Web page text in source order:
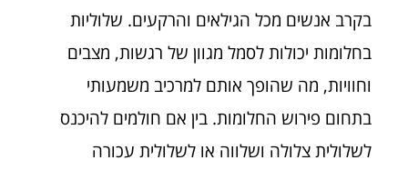
בקרב אנשים מכל הגילאים והרקעים. שלוליות
בחלומות יכולות לסמל מגוון של רגשות, מצבים
וחוויות, מה שהופך אותם למרכיב משמעותי
בתחום פירוש החלומות. בין אם חולמים להיכנס
לשלולית צלולה ושלווה או לשלולית עכורה